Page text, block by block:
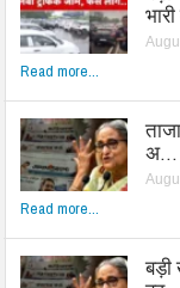
Read more...
अ…
Read more...
बड़ी